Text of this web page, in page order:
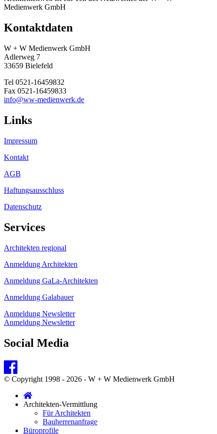
Medienwerk GmbH
Kontaktdaten
W + W Medienwerk GmbH
Adlerweg 7
33659 Bielefeld
Tel 0521-16459832
Fax 0521-16459833
info@ww-medienwerk.de
Links
Impressum
Kontakt
AGB
Haftungsausschluss
Datenschutz
Services
Architekten regional
Anmeldung Architekten
Anmeldung GaLa-Architekten
Anmeldung Galabauer
Anmeldung Newsletter
Anmeldung Newsletter
Social Media
© Copyright 1998 - 2026 - W + W Medienwerk GmbH
Architekten-Vermittlung
Für Architekten
Bauherrenanfrage
Büroprofile